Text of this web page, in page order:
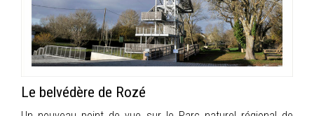
Le belvédère de Rozé